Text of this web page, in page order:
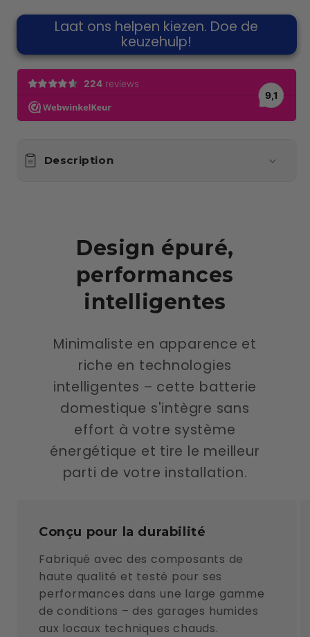
Laat ons helpen kiezen. Doe de
keuzehulp!
Description
Design épuré,
performances
intelligentes
Minimaliste en apparence et
riche en technologies
intelligentes – cette batterie
domestique s'intègre sans
effort à votre système
énergétique et tire le meilleur
parti de votre installation.
Conçu pour la durabilité
Fabriqué avec des composants de
haute qualité et testé pour ses
performances dans une large gamme
de conditions – des garages humides
aux locaux techniques chauds.